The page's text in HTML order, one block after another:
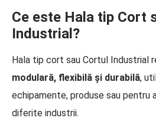
Ce este Hala tip Cort
Industrial?
Hala tip cort sau Cortul Industrial
modulară, flexibilă și durabilă,
echipamente, produse sau pentru
diferite industrii.